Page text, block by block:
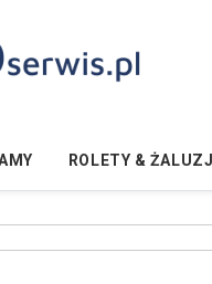
ROLETY &